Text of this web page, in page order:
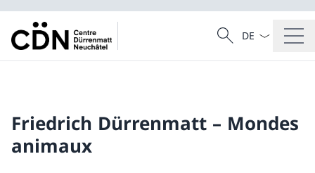
Recherche
Recherche
La langue
Friedrich Dürrenmatt – Mondes
animaux